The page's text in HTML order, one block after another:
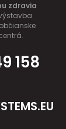
zdravia
158